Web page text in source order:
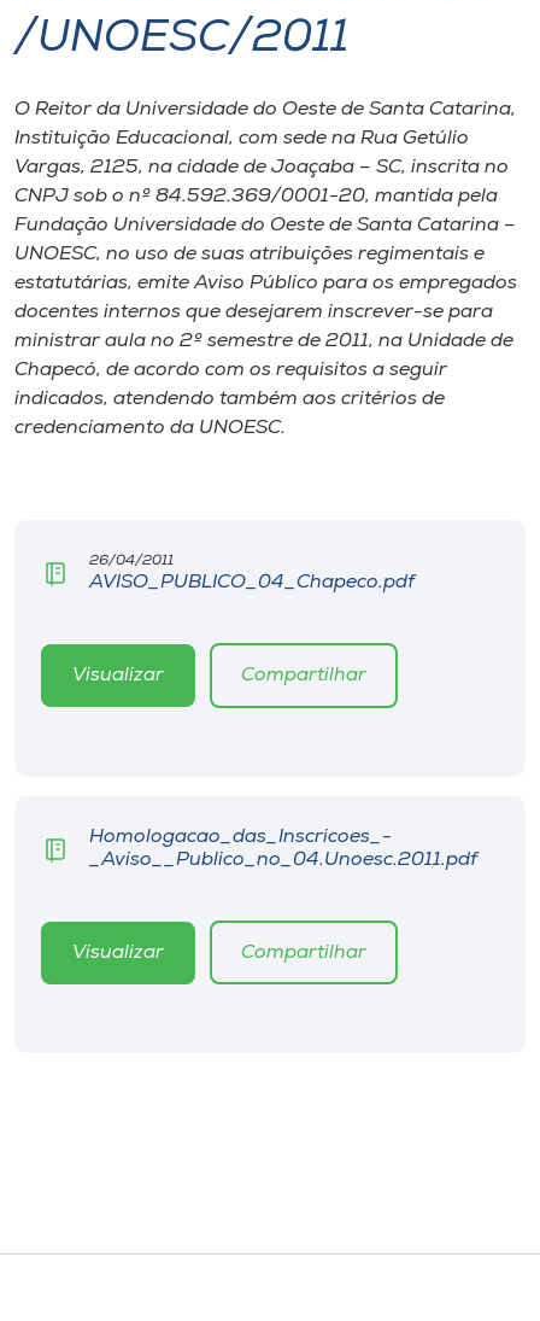
I.nova
Diplomados
Cultura
Biblioteca
Editora
Store
/UNOESC/2011
O Reitor da Universidade do Oeste de Santa Catarina,
Instituição Educacional, com sede na Rua Getúlio
Vargas, 2125, na cidade de Joaçaba – SC, inscrita no
CNPJ sob o nº 84.592.369/0001-20, mantida pela
Fundação Universidade do Oeste de Santa Catarina –
UNOESC, no uso de suas atribuições regimentais e
estatutárias, emite Aviso Público para os empregados
docentes internos que desejarem inscrever-se para
ministrar aula no 2º semestre de 2011, na Unidade de
Chapecó, de acordo com os requisitos a seguir
indicados, atendendo também aos critérios de
credenciamento da UNOESC.
26/04/2011
AVISO_PUBLICO_04_Chapeco.pdf
Visualizar Compartilhar
Homologacao_das_Inscricoes_-
_Aviso__Publico_no_04.Unoesc.2011.pdf
Visualizar Compartilhar